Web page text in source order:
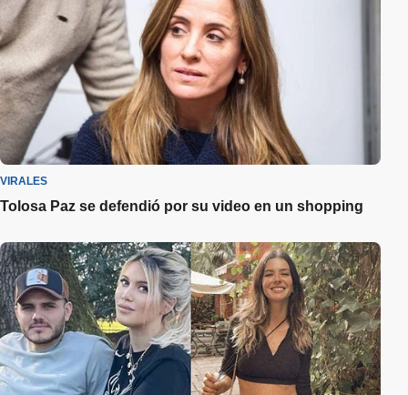
VIRALES
Tolosa Paz se defendió por su video en un shopping